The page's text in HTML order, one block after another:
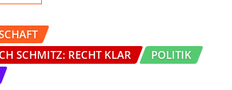
SCHMITZ: RECHT KLAR
POLITIK